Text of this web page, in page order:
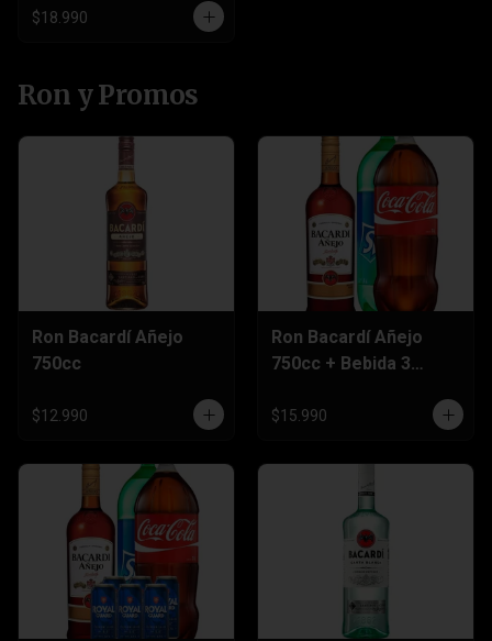
$18.990
Ron y Promos
Ron Bacardí Añejo
750cc
$12.990
Ron Bacardí Añejo
750cc + Bebida 3
$15.990